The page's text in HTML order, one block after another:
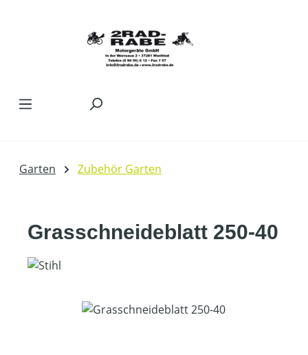
Garten Zubehör Garten
Grasschneideblatt 250-40
Bildergalerie überspringen